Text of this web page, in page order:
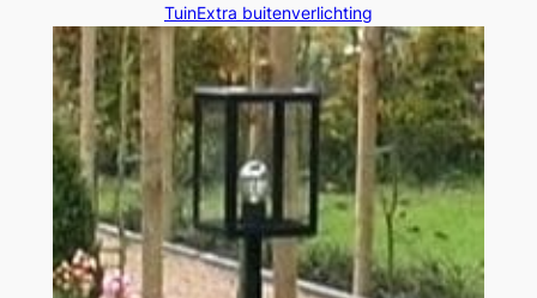
TuinExtra buitenverlichting